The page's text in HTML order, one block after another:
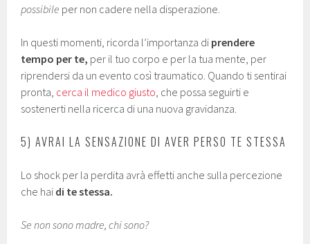
possibile per non cadere nella disperazione.
In questi momenti, ricorda l’importanza di prendere
tempo per te, per il tuo corpo e per la tua mente, per
riprendersi da un evento così traumatico. Quando ti sentirai
pronta, cerca il medico giusto , che possa seguirti e
sostenerti nella ricerca di una nuova gravidanza.
5) AVRAI LA SENSAZIONE DI AVER PERSO TE STESSA
Lo shock per la perdita avrà effetti anche sulla percezione
che hai di te stessa.
Se non sono madre, chi sono?